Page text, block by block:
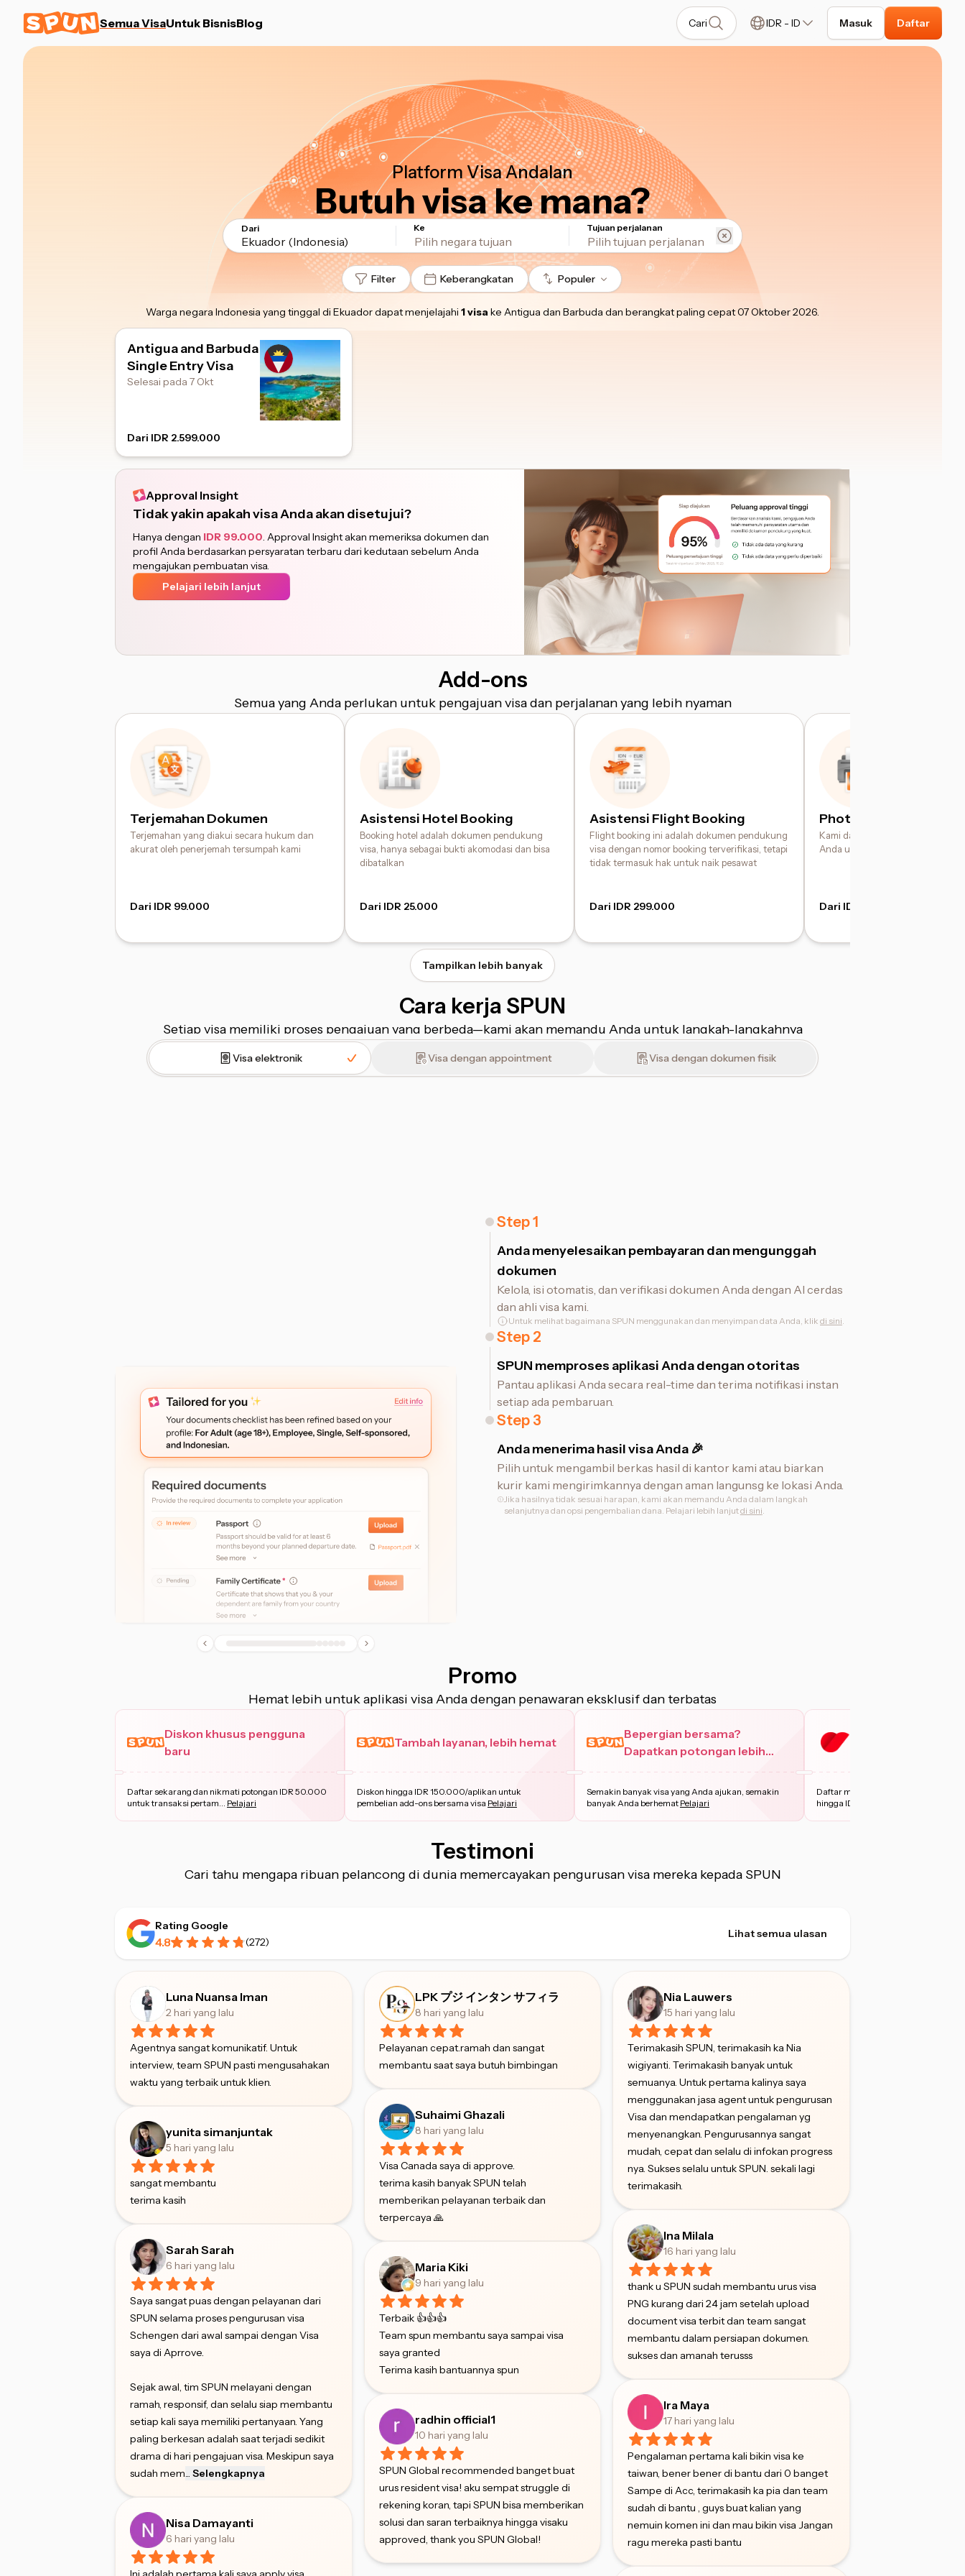
Semua VisaUntuk BisnisBlog Cari IDR - ID Masuk Daftar
Platform Visa Andalan
Butuh visa ke mana?
Dari
Ekuador (Indonesia)
Ke Tujuan perjalanan
Filter Keberangkatan Populer
Warga negara Indonesia yang tinggal di Ekuadordapat menjelajahi 1 visake Antigua dan Barbuda dan berangkat paling cepat 07 Oktober 2026.
Antigua and Barbuda
Single Entry Visa
Selesai pada 7 Okt
Dari IDR 2.599.000
Approval Insight
Tidak yakin apakah visa Anda akan disetujui?
Hanya dengan IDR 99.000. Approval Insight akan memeriksa dokumen dan
profil Anda berdasarkan persyaratan terbaru dari kedutaan sebelum Anda
mengajukan pembuatan visa.
Pelajari lebih lanjut
Add-ons
Semua yang Anda perlukan untuk pengajuan visa dan perjalanan yang lebih nyaman
Terjemahan Dokumen
Terjemahan yang diakui secara hukum dan
akurat oleh penerjemah tersumpah kami
Dari IDR 99.000
Asistensi Hotel Booking
Booking hotel adalah dokumen pendukung
visa, hanya sebagai bukti akomodasi dan bisa
dibatalkan
Dari IDR 25.000
Asistensi Flight Booking
Flight booking ini adalah dokumen pendukung
visa dengan nomor booking terverifikasi, tetapi
tidak termasuk hak untuk naik pesawat
Dari IDR 299.000
Photo Printing Service
Kami dapat membantu mencetak
Anda untuk kebutuhan
Dari IDR 49.000
Tampilkan lebih banyak
Cara kerja SPUN
Setiap visa memiliki proses pengajuan yang berbeda⁠—⁠kami akan memandu Anda untuk langkah-langkahnya
Visa elektronik Visa dengan appointment Visa dengan dokumen fisik
Step1
Anda menyelesaikan pembayaran dan mengunggah
dokumen
Kelola, isi otomatis, dan verifikasi dokumen Anda dengan AI cerdas
dan ahli visa kami.
Untuk melihat bagaimana SPUN menggunakan dan menyimpan data Anda, klik di sini.
Step 2
SPUN memproses aplikasi Anda dengan otoritas
Pantau aplikasi Anda secara real-time dan terima notifikasi instan
setiap ada pembaruan.
Step 3
Anda menerima hasil visa Anda 🎉
Pilih untuk mengambil berkas hasil di kantor kami atau biarkan
kurir kami mengirimkannya dengan aman langunsg ke lokasi Anda.
Jika hasilnya tidak sesuai harapan, kami akan memandu Anda dalam langkah
selanjutnya dan opsi pengembalian dana. Pelajari lebih lanjutdi sini.
Promo
Hemat lebih untuk aplikasi visa Anda dengan penawaran eksklusif dan terbatas
Diskon khusus pengguna
baru
Daftar sekarang dan nikmati potongan IDR 50.000
untuk transaksi pertam... Pelajari
Tambah layanan, lebih hemat
Diskon hingga IDR 150.000/aplikan untuk
pembelian add-ons bersama visa Pelajari
Bepergian bersama?
Dapatkan potongan lebih
banyak.
Semakin banyak visa yang Anda ajukan, semakin
banyak Anda berhemat Pelajari
Daftar menggunakan Privy dan
hingga IDR 50.000 untu
Testimoni
Cari tahu mengapa ribuan pelancong di dunia memercayakan pengurusan visa mereka kepada SPUN
Rating Google
4.8 (272)
Lihat semua ulasan
Luna Nuansa Iman
2 hari yang lalu
Agentnya sangat komunikatif. Untuk
interview, team SPUN pasti mengusahakan
waktu yang terbaik untuk klien.
yunita simanjuntak
5 hari yang lalu
sangat membantu
terima kasih
Sarah Sarah
6 hari yang lalu
Saya sangat puas dengan pelayanan dari
SPUN selama proses pengurusan visa
Schengen dari awal sampai dengan Visa
saya di Aprrove.
Sejak awal, tim SPUN melayani dengan
ramah, responsif, dan selalu siap membantu
setiap kali saya memiliki pertanyaan. Yang
paling berkesan adalah saat terjadi sedikit
drama di hari pengajuan visa. Meskipun saya
sudah mem... Selengkapnya
Nisa Damayanti
6 hari yang lalu
LPK プジ インタン サフィラ
8 hari yang lalu
Pelayanan cepat.ramah dan sangat
membantu saat saya butuh bimbingan
Suhaimi Ghazali
8 hari yang lalu
Visa Canada saya di approve.
terima kasih banyak SPUN telah
memberikan pelayanan terbaik dan
terpercaya 🙏
Maria Kiki
9 hari yang lalu
Terbaik 👍👍👍
Team spun membantu saya sampai visa
saya granted
Terima kasih bantuannya spun
radhin official1
10 hari yang lalu
SPUN Global recommended banget buat
urus resident visa! aku sempat struggle di
rekening koran, tapi SPUN bisa memberikan
solusi dan saran terbaiknya hingga visaku
approved, thank you SPUN Global!
Nia Lauwers
15 hari yang lalu
Terimakasih SPUN, terimakasih ka Nia
wigiyanti. Terimakasih banyak untuk
semuanya. Untuk pertama kalinya saya
menggunakan jasa agent untuk pengurusan
Visa dan mendapatkan pengalaman yg
menyenangkan. Pengurusannya sangat
mudah, cepat dan selalu di infokan progress
nya. Sukses selalu untuk SPUN. sekali lagi
terimakasih.
Ina Milala
16 hari yang lalu
thank u SPUN sudah membantu urus visa
PNG kurang dari 24 jam setelah upload
document visa terbit dan team sangat
membantu dalam persiapan dokumen.
sukses dan amanah terusss
Ira Maya
17 hari yang lalu
Pengalaman pertama kali bikin visa ke
taiwan, bener bener di bantu dari 0 banget
Sampe di Acc, terimakasih ka pia dan team
sudah di bantu , guys buat kalian yang
nemuin komen ini dan mau bikin visa Jangan
ragu mereka pasti bantu